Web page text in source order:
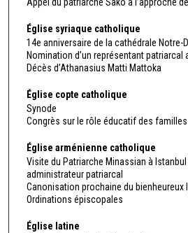
Église syriaque catholique
14e anniversaire de la cathédrale Notre-
Nomination d’un représentant patriarcal
Décès d’Athanasius Matti Mattoka
Église copte catholique
Synode
Congrès sur le rôle éducatif des familles
Église arménienne catholique
Visite du Patriarche Minassian à
administrateur patriarcal
Canonisation prochaine du bienheureux
Ordinations épiscopales
Église latine